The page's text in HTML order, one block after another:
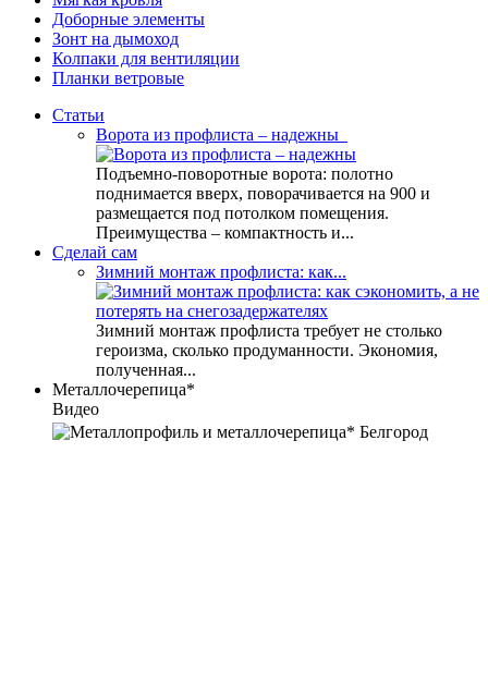
Доборные элементы
Зонт на дымоход
Колпаки для вентиляции
Планки ветровые
Статьи
Ворота из профлиста – надежны
Подъемно-поворотные ворота: полотно
поднимается вверх, поворачивается на 900 и
размещается под потолком помещения.
Преимущества – компактность и...
Сделай сам
Зимний монтаж профлиста: как...
Зимний монтаж профлиста требует не столько
героизма, сколько продуманности. Экономия,
полученная...
Металлочерепица*
Видео